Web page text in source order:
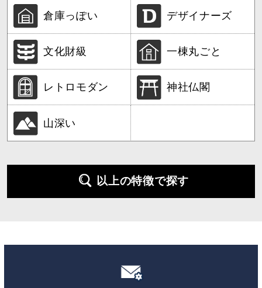
倉庫っぽい デザイナーズ
文化財級 一棟丸ごと
レトロモダン 神社仏閣
山深い
以上の特徴で探す